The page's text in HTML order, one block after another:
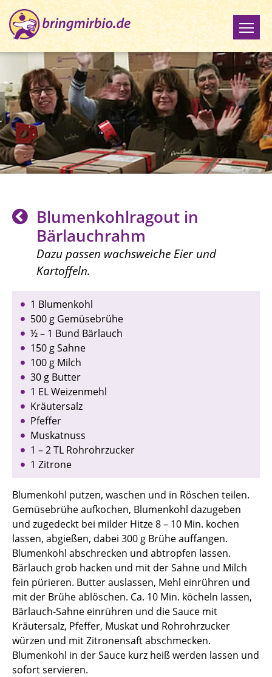
Blumenkohlragout in
Bärlauchrahm
Dazu passen wachsweiche Eier und
Kartoffeln.
1 Blumenkohl
500 g Gemüsebrühe
½ – 1 Bund Bärlauch
150 g Sahne
100 g Milch
30 g Butter
1 EL Weizenmehl
Kräutersalz
Pfeffer
Muskatnuss
1 – 2 TL Rohrohrzucker
1 Zitrone
Blumenkohl putzen, waschen und in Röschen teilen.
Gemüsebrühe aufkochen, Blumenkohl dazugeben
und zugedeckt bei milder Hitze 8 – 10 Min. kochen
lassen, abgießen, dabei 300 g Brühe auffangen.
Blumenkohl abschrecken und abtropfen lassen.
Bärlauch grob hacken und mit der Sahne und Milch
fein pürieren. Butter auslassen, Mehl einrühren und
mit der Brühe ablöschen. Ca. 10 Min. köcheln lassen,
Bärlauch-Sahne einrühren und die Sauce mit
Kräutersalz, Pfeffer, Muskat und Rohrohrzucker
würzen und mit Zitronensaft abschmecken.
Blumenkohl in der Sauce kurz heiß werden lassen und
sofort servieren.